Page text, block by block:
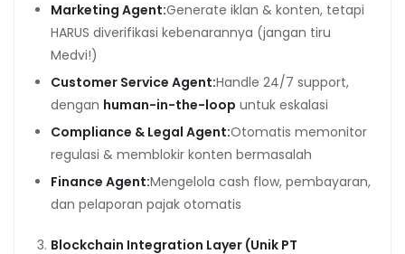
Marketing Agent:Generate iklan & konten, tetapi
HARUS diverifikasi kebenarannya (jangan tiru
Medvi!)
Customer Service Agent:Handle 24/7 support,
dengan human-in-the-loop untuk eskalasi
Compliance & Legal Agent:Otomatis memonitor
regulasi & memblokir konten bermasalah
Finance Agent:Mengelola cash flow, pembayaran,
dan pelaporan pajak otomatis
Blockchain Integration Layer (Unik PT